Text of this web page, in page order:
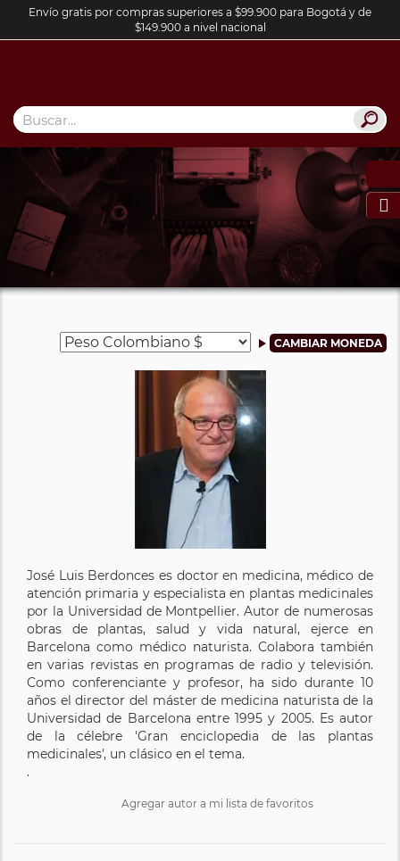
Envío gratis por compras superiores a $99.900 para Bogotá y de
$149.900 a nivel nacional

José Luis Berdonces es doctor en medicina, médico de
atención primaria y especialista en plantas medicinales
por la Universidad de Montpellier. Autor de numerosas
obras de plantas, salud y vida natural, ejerce en
Barcelona como médico naturista. Colabora también
en varias revistas en programas de radio y televisión.
Como conferenciante y profesor, ha sido durante 10
años el director del máster de medicina naturista de la
Universidad de Barcelona entre 1995 y 2005. Es autor
de la célebre 'Gran enciclopedia de las plantas
medicinales', un clásico en el tema.
.
Agregar autor a mi lista de favoritos